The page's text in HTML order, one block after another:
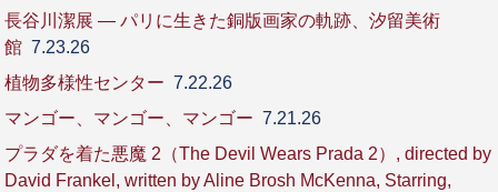
長谷川潔展 ― パリに生きた銅版画家の軌跡、汐留美術
館 7.23.26
植物多様性センター 7.22.26
マンゴー、マンゴー、マンゴー 7.21.26
プラダを着た悪魔 2（The Devil Wears Prada 2）, directed by
David Frankel, written by Aline Brosh McKenna, Starring,